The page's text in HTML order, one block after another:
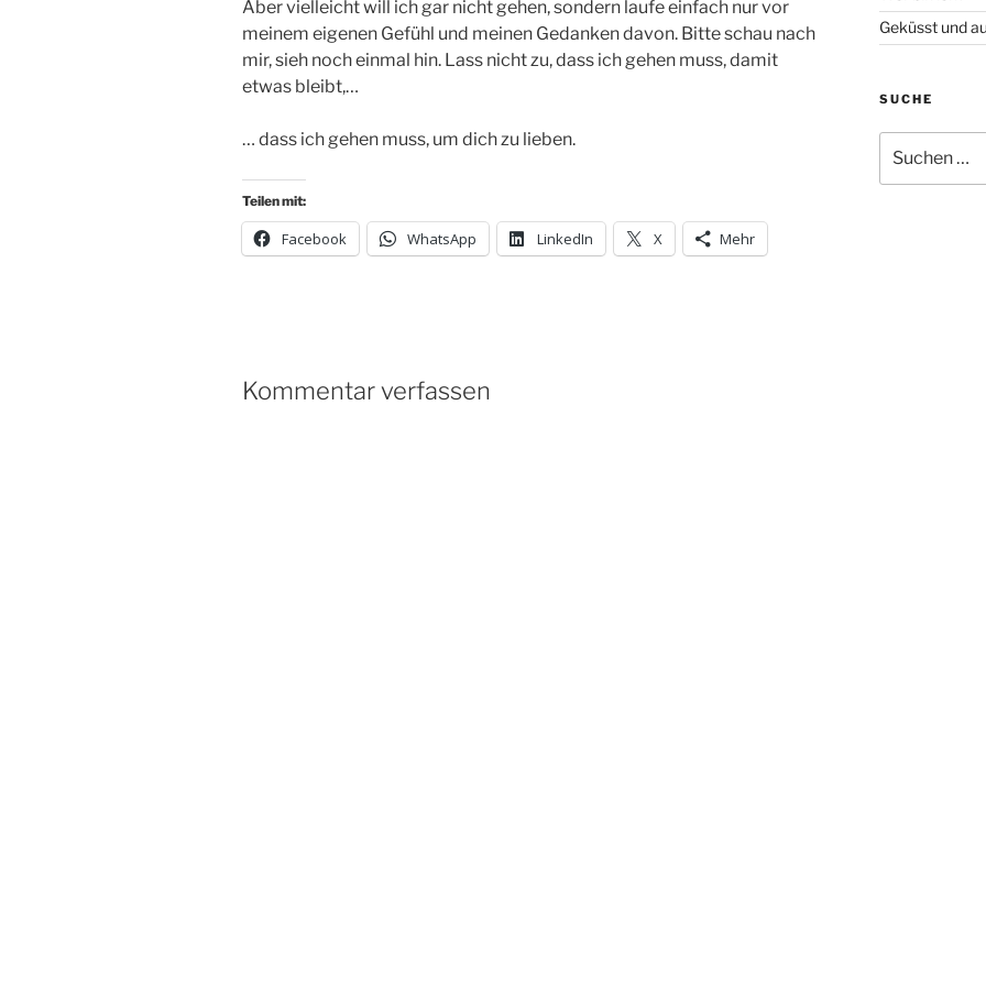
Aber vielleicht will ich gar nicht gehen, sondern laufe einfach nur vor
meinem eigenen Gefühl und meinen Gedanken davon. Bitte schau nach
mir, sieh noch einmal hin. Lass nicht zu, dass ich gehen muss, damit
etwas bleibt,…
… dass ich gehen muss, um dich zu lieben.
Teilen mit:
Facebook WhatsApp LinkedIn X Mehr
Kommentar verfassen
Geküsst und
SUCHE
nach: